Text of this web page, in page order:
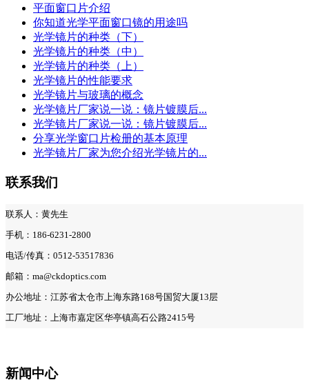
平面窗口片介绍
你知道光学平面窗口镜的用途吗
光学镜片的种类（下）
光学镜片的种类（中）
光学镜片的种类（上）
光学镜片的性能要求
光学镜片与玻璃的概念
光学镜片厂家说一说：镜片镀膜后...
光学镜片厂家说一说：镜片镀膜后...
分享光学窗口片检册的基本原理
光学镜片厂家为您介绍光学镜片的...
联系我们
联系人：黄先生
手机：186-6231-2800
电话/传真：0512-53517836
邮箱：ma@ckdoptics.com
办公地址：江苏省太仓市上海东路168号国贸大厦13层
工厂地址：上海市嘉定区华亭镇高石公路2415号
新闻中心